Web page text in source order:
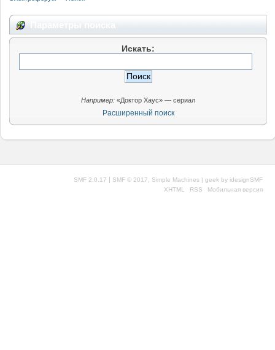
Искать:
Например: «Доктор Хаус» — сериал
Расширенный поиск
SMF 2.0.17 | SMF © 2017 Simple Machines | geek by idesignSMF
XHTML
RSS Мобильная версия